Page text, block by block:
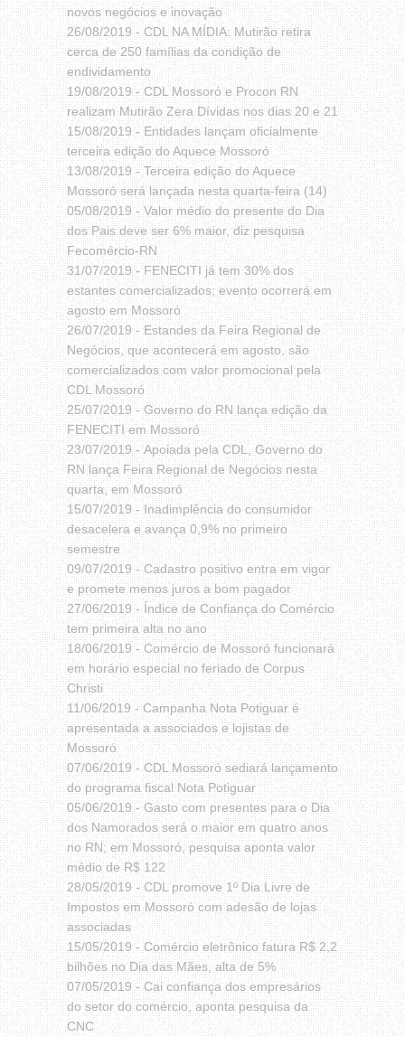
novos negócios e inovação
26/08/2019 -CDL NA MÍDIA: Mutirão retira
cerca de 250 famílias da condição de
endividamento
19/08/2019 -CDL Mossoró e Procon RN
realizam Mutirão Zera Dívidas nos dias 20 e 21
15/08/2019 -Entidades lançam oficialmente
terceira edição do Aquece Mossoró
13/08/2019 -Terceira edição do Aquece
Mossoró será lançada nesta quarta-feira (14)
05/08/2019 -Valor médio do presente do Dia
dos Pais deve ser 6% maior, diz pesquisa
Fecomércio-RN
31/07/2019 -FENECITI já tem 30% dos
estantes comercializados; evento ocorrerá em
agosto em Mossoró
26/07/2019 -Estandes da Feira Regional de
Negócios, que acontecerá em agosto, são
comercializados com valor promocional pela
CDL Mossoró
25/07/2019 -Governo do RN lança edição da
FENECITI em Mossoró
23/07/2019 -Apoiada pela CDL, Governo do
RN lança Feira Regional de Negócios nesta
quarta, em Mossoró
15/07/2019 -Inadimplência do consumidor
desacelera e avança 0,9% no primeiro
semestre
09/07/2019 -Cadastro positivo entra em vigor
e promete menos juros a bom pagador
27/06/2019 -Índice de Confiança do Comércio
tem primeira alta no ano
18/06/2019 -Comércio de Mossoró funcionará
em horário especial no feriado de Corpus
Christi
11/06/2019 -Campanha Nota Potiguar é
apresentada a associados e lojistas de
Mossoró
07/06/2019 -CDL Mossoró sediará lançamento
do programa fiscal Nota Potiguar
05/06/2019 -Gasto com presentes para o Dia
dos Namorados será o maior em quatro anos
no RN; em Mossoró, pesquisa aponta valor
médio de R$ 122
28/05/2019 -CDL promove 1º Dia Livre de
Impostos em Mossoró com adesão de lojas
associadas
15/05/2019 -Comércio eletrônico fatura R$ 2,2
bilhões no Dia das Mães, alta de 5%
07/05/2019 -Cai confiança dos empresários
do setor do comércio, aponta pesquisa da
CNC